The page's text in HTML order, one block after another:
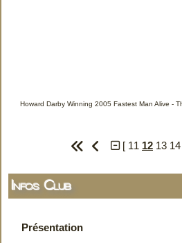
Infos Club
Présentation
Howard Darby Winning 2005 Fastest Man Alive -
[ 11 12 13 14